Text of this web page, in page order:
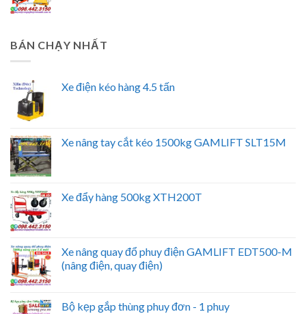
BÁN CHẠY NHẤT
Xe điện kéo hàng 4.5 tấn
Xe nâng tay cắt kéo 1500kg GAMLIFT SLT15M
Xe đẩy hàng 500kg XTH200T
Xe nâng quay đổ phuy điện GAMLIFT EDT500-M
(nâng điện, quay điện)
Bộ kẹp gắp thùng phuy đơn - 1 phuy